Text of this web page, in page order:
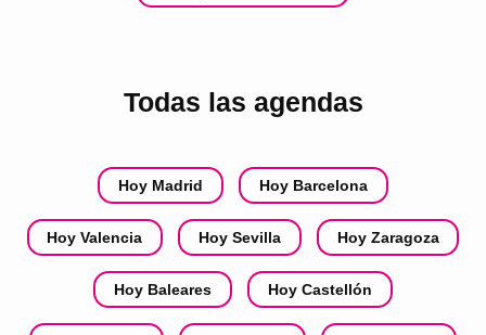
Todas las agendas
Hoy Madrid Hoy Barcelona
Hoy Valencia Hoy Sevilla Hoy Zaragoza
Hoy Baleares Hoy Castellón